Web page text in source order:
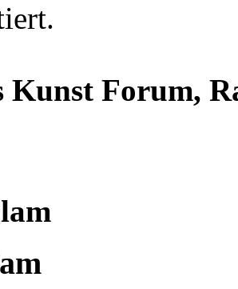
Kunst Forum,